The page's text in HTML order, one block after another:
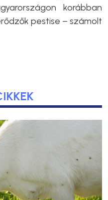
korábban
pestise – számolt